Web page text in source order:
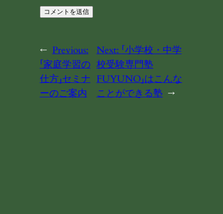
← Previous:
「家庭学習の
仕方」セミナ
ーのご案内
Next: 「小学校・中学
校受験専門塾
FUYUNO」はこんな
ことができる塾 →